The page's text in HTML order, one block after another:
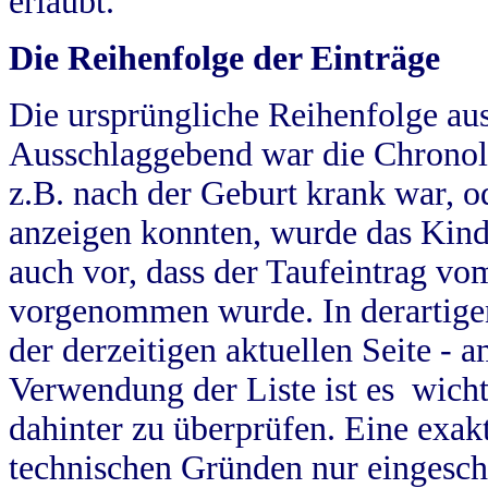
Die Reihenfolge der Einträge
Die ursprüngliche Reihenfolge
Ausschlaggebend war die
z.B. nach der Geburt krank war,
anzeigen konnten, wurde das
auch vor, dass der Taufeintrag
vorgenommen wurde. In
der derzeitigen aktuellen Seite -
Verwendung der Liste ist es
dahinter zu überprüfen. Eine
technischen Gründen nur